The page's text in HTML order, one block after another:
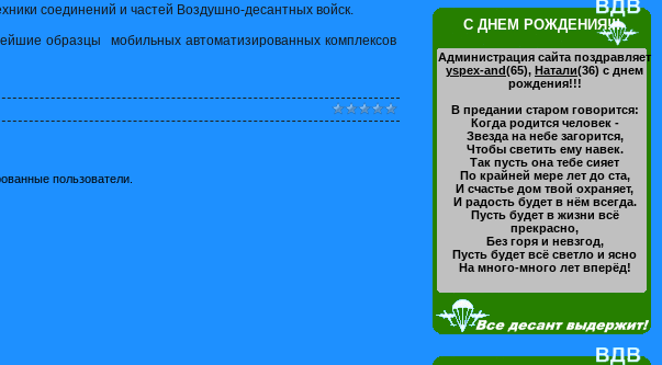
соединений и частей Воздушно-десантных войск.
образцы мобильных автоматизированных комплексов
пользователи.
С ДНЕМ РОЖДЕНИЯ!!!
Администрация сайта поздравляет
yspex-and(65), Натали(36) с днем
рождения!!!
В предании старом говорится:
Когда родится человек -
Звезда на небе загорится,
Чтобы светить ему навек.
Так пусть она тебе сияет
По крайней мере лет до ста,
И счастье дом твой охраняет,
И радость будет в нём всегда.
Пусть будет в жизни всё
прекрасно,
Без горя и невзгод,
Пусть будет всё светло и ясно
На много-много лет вперёд!